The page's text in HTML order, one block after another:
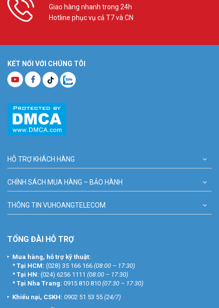
Giao hàng nhanh trong 24h
Hotline phục vụ cả T7 và CN
KẾT NỐI VỚI CHÚNG TÔI
HỖ TRỢ KHÁCH HÀNG
CHÍNH SÁCH MUA HÀNG – BẢO HÀNH
THÔNG TIN VUHOANGTELECOM
TỔNG ĐÀI HỖ TRỢ
Mua hàng, hỗ trợ kỹ thuật:
* Tại HCM: (028) 35 166 166 (08:00 – 17:30)
* Tại HN: (024) 6256 1111 (08:00 – 17:30)
* Tại Nha Trang: 0915 810 810 (07:30 – 17:30)
Khiếu nại, CSKH: 0902 51 53 55 (24/7)